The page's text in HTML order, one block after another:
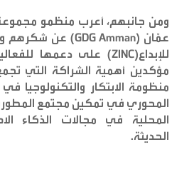
ومن جانبهم، أعرب منظمو
عمّان (GDG Amman)
عن شكرهم
للإبداع(ZINC)
على دعمها
مؤكدين أهمية الشراكة التي
منظومة الابتكار والتكنولوجيا
المحوري في تمكين مجتمع
المحلية في مجالات الذكاء
الحديثة.